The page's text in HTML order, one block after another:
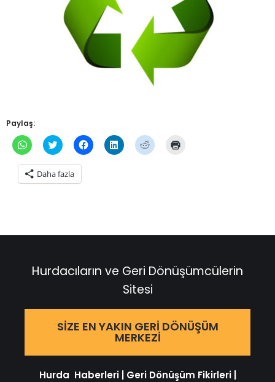
Paylaş:
WhatsApp'ta
paylaşmak
tıklayın
(Yeni
pencerede
Twitter
üzerinde
için
tıklayın
(Yeni
Facebook'ta
paylaşmak
Linkedln
üzerinden
Reddit
üzerinde
Daha fazla
Hurdacıların ve Geri Dönüşümcülerin
Sitesi
SIZE EN YAKIN GERI DÖNÜŞÜM
MERKEZI
Hurda Haberleri| Geri Dönüşüm Fikirleri|